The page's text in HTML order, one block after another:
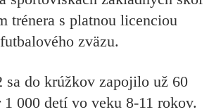
trénera s platnou licenciou
zväzu.
sa do krúžkov zapojilo už 60
1 000 detí vo veku 8-11 rokov.